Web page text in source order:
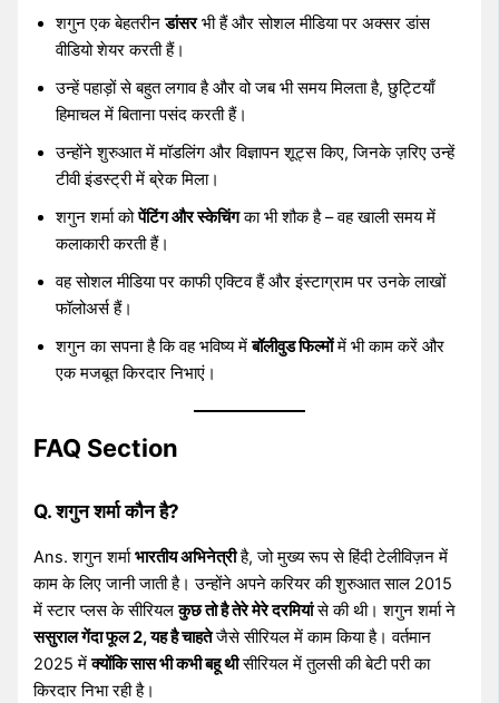
शगुन एक बेहतरीनडांसरभी हैं और सोशल मीडिया पर अक्सर डांस
वीडियो शेयर करती हैं।
उन्हें पहाड़ों से बहुत लगाव है और वो जब भी समय मिलता है, छुट्टियाँ
हिमाचल में बिताना पसंद करती हैं।
उन्होंने शुरुआत में मॉडलिंग और विज्ञापन शूट्स किए, जिनके ज़रिए उन्हें
टीवी इंडस्ट्री में ब्रेक मिला।
शगुन शर्मा कोपेंटिंग और स्केचिंगका भी शौक है – वह खाली समय में
कलाकारी करती हैं।
वह सोशल मीडिया पर काफी एक्टिव हैं और इंस्टाग्राम पर उनके लाखों
फॉलोअर्स हैं।
शगुन का सपना है कि वह भविष्य मेंबॉलीवुड फिल्मोंमें भी काम करें और
एक मजबूत किरदार निभाएं।
FAQ Section
Q. शगुन शर्मा कौन है?
Ans. शगुन शर्माभारतीय अभिनेत्रीहै, जो मुख्य रूप से हिंदी टेलीविज़न में
काम के लिए जानी जाती है। उन्होंने अपने करियर की शुरुआत साल 2015
में स्टार प्लस के सीरियलकुछ तो है तेरे मेरे दरमियांसे की थी। शगुन शर्मा ने
ससुराल गेंदा फूल 2, यह है चाहतेजैसे सीरियल में काम किया है। वर्तमान
2025 मेंक्योंकि सास भी कभी बहू थीसीरियल में तुलसी की बेटी परी का
किरदार निभा रही है।